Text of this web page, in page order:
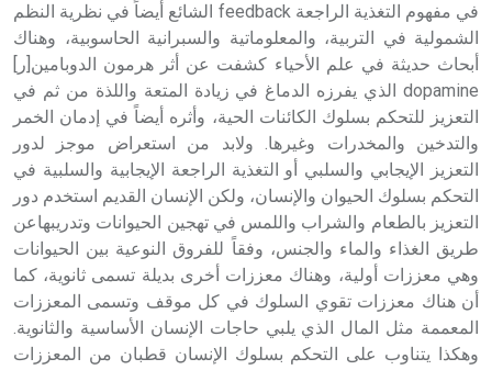
في مفهوم التغذية الراجعة feedback الشائع أيضاً في نظرية النظم
الشمولية في التربية، والمعلوماتية والسبرانية الحاسوبية، وهناك
أبحاث حديثة في علم الأحياء كشفت عن أثر هرمون الدوبامين[ر]
dopamine الذي يفرزه الدماغ في زيادة المتعة واللذة من ثم في
التعزيز للتحكم بسلوك الكائنات الحية، وأثره أيضاً في إدمان الخمر
والتدخين والمخدرات وغيرها. ولابد من استعراض موجز لدور
التعزيز الإيجابي والسلبي أو التغذية الراجعة الإيجابية والسلبية في
التحكم بسلوك الحيوان والإنسان، ولكن الإنسان القديم استخدم دور
التعزيز بالطعام والشراب واللمس في تهجين الحيوانات وتدريبهاعن
طريق الغذاء والماء والجنس، وفقاً للفروق النوعية بين الحيوانات
وهي معززات أولية، وهناك معززات أخرى بديلة تسمى ثانوية، كما
أن هناك معززات تقوي السلوك في كل موقف وتسمى المعززات
المعممة مثل المال الذي يلبي حاجات الإنسان الأساسية والثانوية.
وهكذا يتناوب على التحكم بسلوك الإنسان قطبان من المعززات